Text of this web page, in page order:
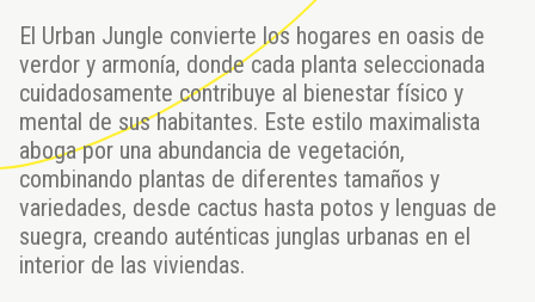
El Urban Jungle convierte los hogares en oasis de
verdor y armonía, donde cada planta seleccionada
cuidadosamente contribuye al bienestar físico y
mental de sus habitantes. Este estilo maximalista
aboga por una abundancia de vegetación,
combinando plantas de diferentes tamaños y
variedades, desde cactus hasta potos y lenguas de
suegra, creando auténticas junglas urbanas en el
interior de las viviendas.